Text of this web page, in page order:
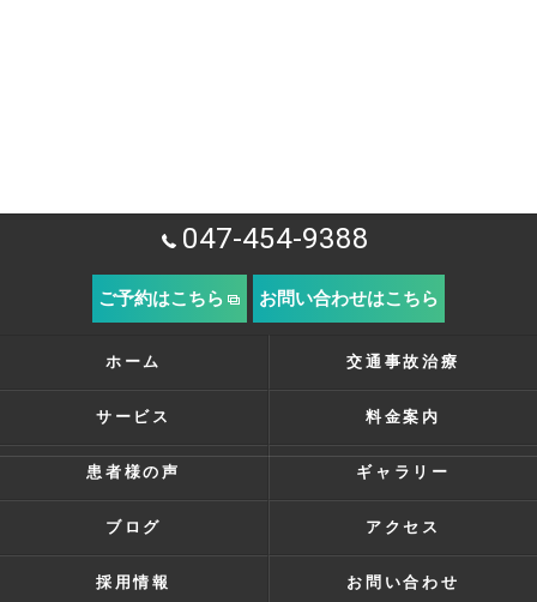
047-454-9388
ご予約はこちら お問い合わせはこちら
ホーム 交通事故治療
サービス 料金案内
患者様の声 ギャラリー
ブログ アクセス
採用情報 お問い合わせ